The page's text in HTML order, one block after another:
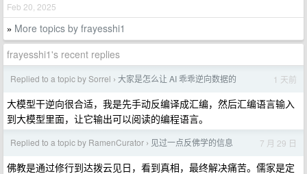
Feb 20, 2025
» More topics by frayesshi1
frayesshi1's recent replies
Replied to a topic by Sorrel › 大家是怎么让 AI 乖乖逆向数据的 1 天前
大模型干逆向很合适，我是先手动反编译成汇编，然后汇编语言输入
到大模型里面，让它输出可以阅读的编程语言。
Replied to a topic by RamenCurator › 见过一点反佛学的信息 7 月 29 日
佛教是通过修行到达拨云见日，看到真相，最终解决痛苦。儒家是定